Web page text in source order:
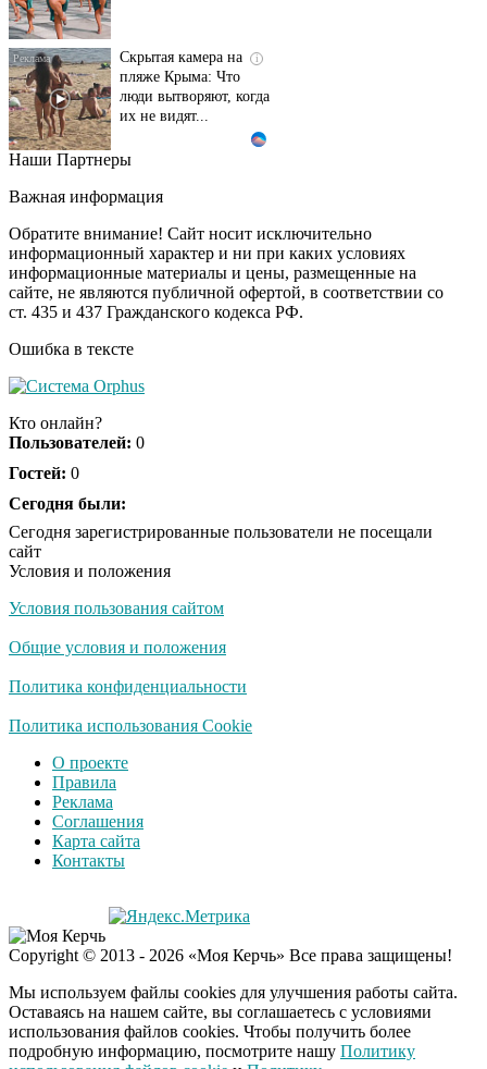
i
Скрытая камера на
пляже Крыма: Что
люди вытворяют, когда
их не видят...
Ролик длится
смеяться вы будете
i
Королева вагона
отожгла! Видео не
оставит равнодушным
Наши Партнеры
Важная информация
Обратите внимание! Сайт носит исключительно
информационный характер и ни при каких условиях
информационные материалы и цены, размещенные на
сайте, не являются публичной офертой, в соответствии со
ст. 435 и 437 Гражданского кодекса РФ.
Ошибка в тексте
Кто онлайн?
Пользователей: 0
Гостей: 0
Сегодня были:
Сегодня зарегистрированные пользователи не посещали
сайт
Условия и положения
Условия пользования сайтом
Общие условия и положения
Политика конфиденциальности
Политика использования Cookie
О проекте
Правила
Реклама
Соглашения
Карта сайта
Контакты
Copyright © 2013 - 2026 «Моя Керчь» Все права защищены!
Мы используем файлы cookies для улучшения работы сайта.
Оставаясь на нашем сайте, вы соглашаетесь с условиями
использования файлов cookies. Чтобы получить более
подробную информацию, посмотрите нашу Политику